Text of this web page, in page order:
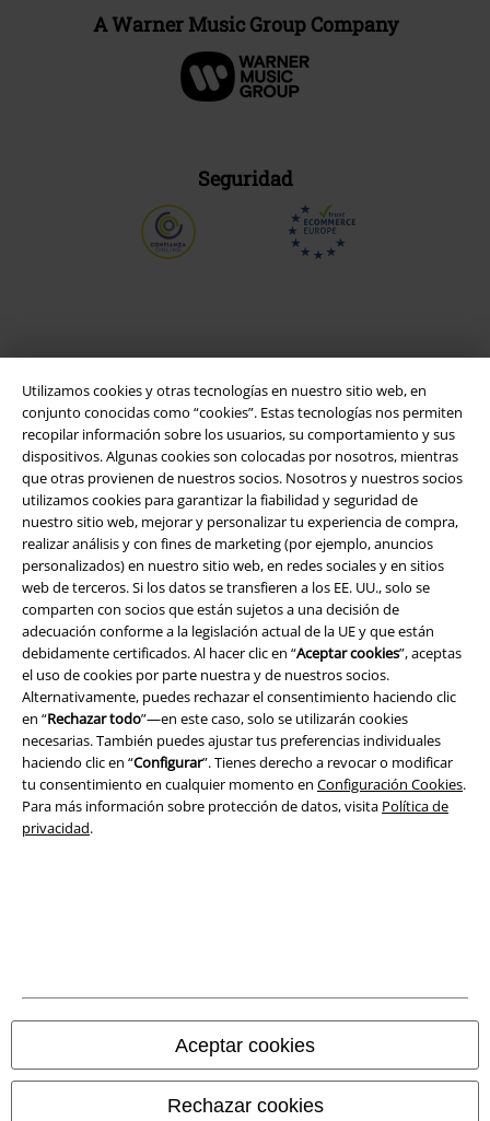
Utilizamos cookies y otras tecnologías en nuestro sitio web, en
conjunto conocidas como “cookies”. Estas tecnologías nos permiten
recopilar información sobre los usuarios, su comportamiento y sus
dispositivos. Algunas cookies son colocadas por nosotros, mientras
que otras provienen de nuestros socios. Nosotros y nuestros socios
utilizamos cookies para garantizar la fiabilidad y seguridad de
nuestro sitio web, mejorar y personalizar tu experiencia de compra,
realizar análisis y con fines de marketing (por ejemplo, anuncios
personalizados) en nuestro sitio web, en redes sociales y en sitios
web de terceros. Si los datos se transfieren a los EE. UU., solo se
comparten con socios que están sujetos a una decisión de
adecuación conforme a la legislación actual de la UE y que están
debidamente certificados. Al hacer clic en “Aceptar cookies”, aceptas
el uso de cookies por parte nuestra y de nuestros socios.
Alternativamente, puedes rechazar el consentimiento haciendo clic
en “Rechazar todo”—en este caso, solo se utilizarán cookies
necesarias. También puedes ajustar tus preferencias individuales
haciendo clic en “Configurar”. Tienes derecho a revocar o modificar
tu consentimiento en cualquier momento en Configuración Cookies.
Para más información sobre protección de datos, visita Política de
privacidad.
Aceptar cookies
Rechazar cookies
A Warner Music Group Company
Seguridad
Legal
Términos y Condiciones
Aviso Legal
Ley protección de datos
Eliminación de residuos y protección del medioambiente
Declaración de Conformidad
Información sobre accesibilidad
Configuración Cookies
Tiendas EMP online